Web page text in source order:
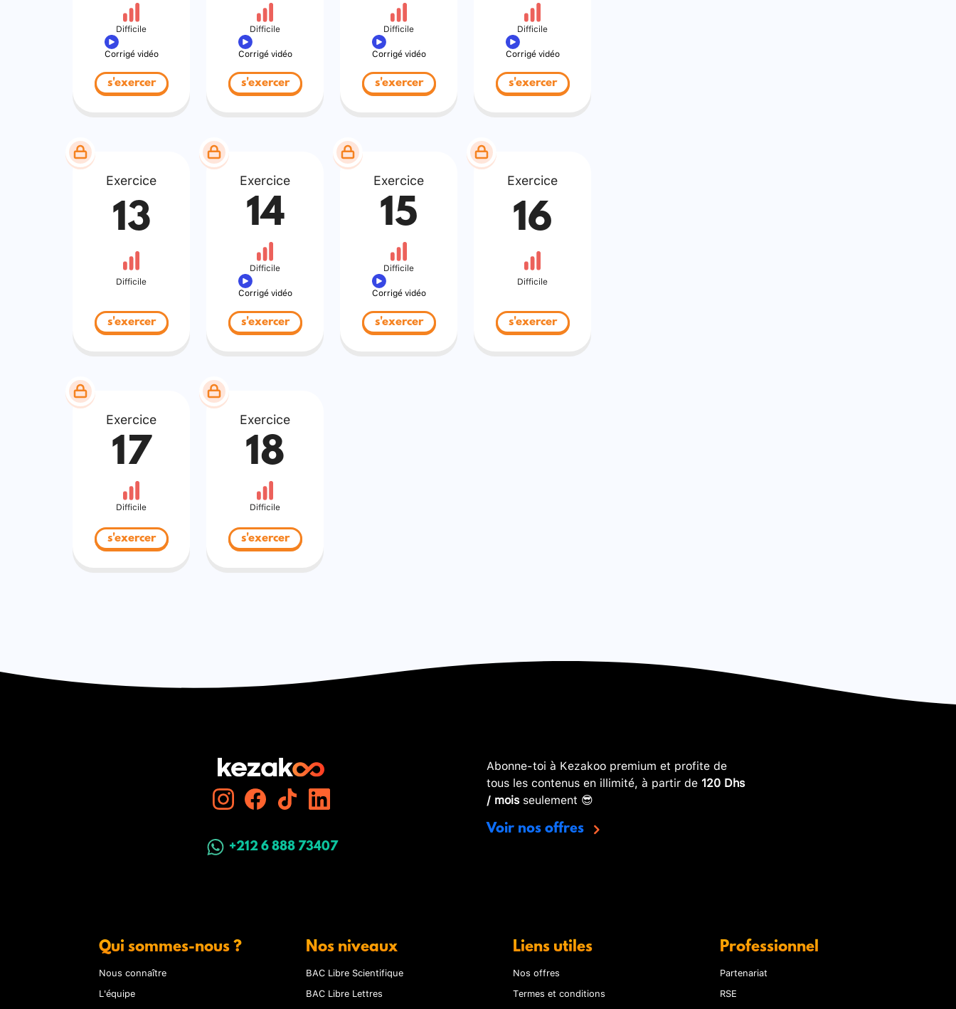
Difficile
Corrigé vidéo
s'exercer
Difficile
Corrigé vidéo
s'exercer
Difficile
Corrigé vidéo
s'exercer
Difficile
Corrigé vidéo
s'exercer
Exercice
13
Difficile
s'exercer
Exercice
14
Difficile
Corrigé vidéo
s'exercer
Exercice
15
Difficile
Corrigé vidéo
s'exercer
Exercice
16
Difficile
s'exercer
Exercice
17
Difficile
s'exercer
Exercice
18
Difficile
s'exercer
+212 6 888 73407
Abonne-toi à Kezakoo premium et profite de
tous les contenus en illimité, à partir de 120 Dhs
/ moisseulement 😎
Voir nos offres
Qui sommes-nous ?
Nous connaître
L'équipe
Nos niveaux
BAC Libre Scientifique
BAC Libre Lettres
Liens utiles
Nos offres
Termes et conditions
Professionnel
Partenariat
RSE